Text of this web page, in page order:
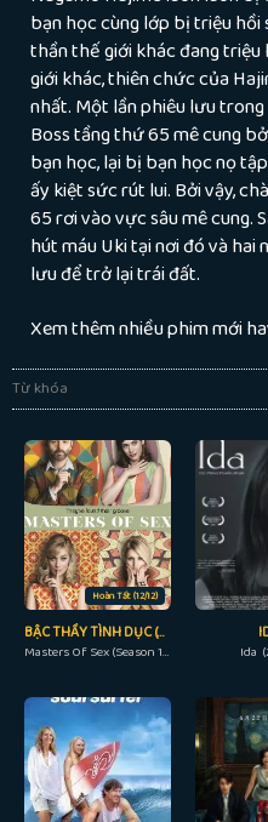
bạn học cùng lớp bị triệu
thần thế giới khác đang
giới khác, thiên chức của
nhất. Một lần phiêu lưu
Boss tầng thứ 65 mê cung
bạn học, lại bị bạn học nọ
ấy kiệt sức rút lui. Bởi vậy,
65 rơi vào vực sâu mê cung.
hút máu Uki tại nơi đó và
lưu để trở lại trái đất.
Xem thêm nhiều phim mới
Từ khóa
Hoàn Tất (12/12)
BẬC THẦY TÌNH DỤC (PHẦN 1)
Masters Of Sex (Season 1) (2013) Ida